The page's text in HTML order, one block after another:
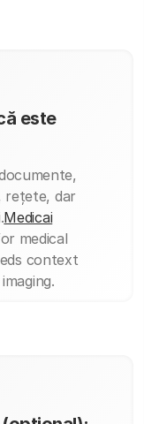
este
rețete, dar
Medicai
medical
context